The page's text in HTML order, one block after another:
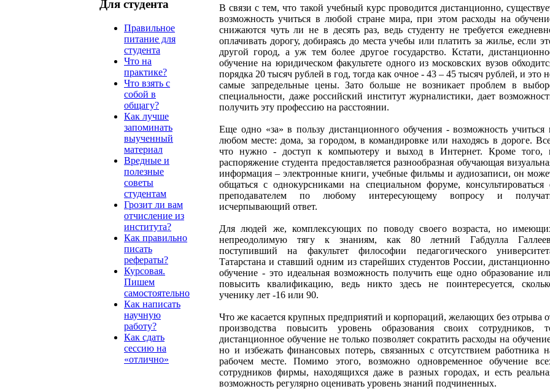
В связи с тем, что такой учебный курс проводится дистанционно,
возможность учиться в любой стране мира, при этом расходы на
снижаются чуть ли не в десять раз, ведь студенту не требуется
оплачивать дорогу, добираясь до места учебы или платить за жилье, если
другой город, а уж тем более другое государство. Кстати,
обучение на юридическом факультете одного из московских вузов
порядка 20 тысяч рублей в год, тогда как очное - 43 – 45 тысяч рублей, и это
самые запредельные цены. Зато больше не возникает проблем в
специальности, даже российский институт журналистики, дает
получить эту профессию на расстоянии.
Еще одно «за» в пользу дистанционного обучения - возможность учиться
любом месте: дома, за городом, в командировке или находясь в дороге.
что нужно - доступ к компьютеру и выход в Интернет. Кроме того,
распоряжение студента предоставляется разнообразная обучающая
информация – электронные книги, учебные фильмы и аудиозаписи, он
общаться с однокурсниками на специальном форуме, консультироваться
преподавателем по любому интересующему вопросу и
исчерпывающий ответ.
Для людей же, комплексующих по поводу своего возраста, но
непреодолимую тягу к знаниям, как 80 летний Габдулла
поступивший на факультет философии педагогического
Татарстана и ставший одним из старейших студентов России,
обучение - это идеальная возможность получить еще одно образование
повысить квалификацию, ведь никто здесь не поинтересуется,
ученику лет -16 или 90.
Что же касается крупных предприятий и корпораций, желающих без отрыва
производства повысить уровень образования своих сотрудников,
дистанционное обучение не только позволяет сократить расходы на
но и избежать финансовых потерь, связанных с отсутствием работника
рабочем месте. Помимо этого, возможно одновременное обучение
сотрудников фирмы, находящихся даже в разных городах, и есть
возможность регулярно оценивать уровень знаний подчиненных.
Для студента
Правильное
питание для
студента
Что на
практике?
Что взять с
собой в
общагу?
Как лучше
запоминать
выученный
материал
Вредные и
полезные
советы
студентам
Грозит ли вам
отчисление из
института?
Как правильно
писать
рефераты?
Курсовая.
Пишем
самостоятельно
Как написать
научную
работу?
Как сдать
сессию на
«отлично»